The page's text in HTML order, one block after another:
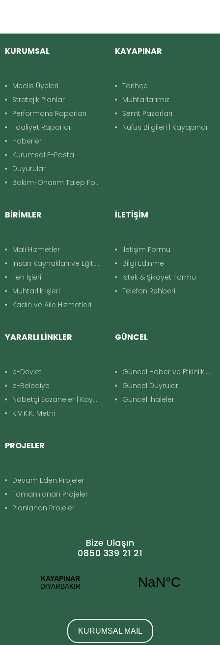
KURUMSAL
Meclis Üyeleri
Stratejik Planlar
Performans Raporları
Faaliyet Raporları
Haberler
Kurumsal E-Posta
Duyurular
Bakim-Onarım Talep Formu
KAYAPINAR
Tarihçe
Muhtarlarımız
Semt Pazarları
Nüfus Bilgileri | Kayapınar
BİRİMLER
Mali Hizmetler
İnsan Kaynakları ve Eğitim
Fen İşleri
Muhtarlık İşleri
Kadın ve Aile Hizmetleri
İLETİŞİM
İletişim Formu
Bilgi Edinme
İstek & Şikayet Formu
Telefon Rehberi
YARARLI LİNKLER
e-Devlet
e-Belediye
Nöbetçi Eczaneler | Kayapınar
K.V.K.K. Metni
GÜNCEL
Güncel Haber ve Etkinlikler
Güncel Duyrular
Güncel İhaleler
PROJELER
Devam Eden Projeler
Tamamlanan Projeler
Planlanan Projeler
Bize Ulaşın
0850 339 21 21
KURUMSAL MAİL